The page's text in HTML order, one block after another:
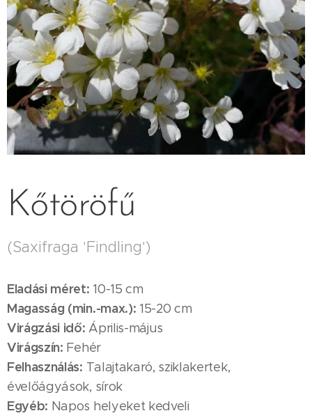
Kőtöröfű
(Saxifraga 'Findling')
Eladási méret: 10-15 cm
Magasság (min.-max.): 15-20 cm
Virágzási idő:Április-május
Virágszín: Fehér
Felhasználás: Talajtakaró, sziklakertek,
évelőágyások, sírok
Egyéb: Napos helyeket kedveli